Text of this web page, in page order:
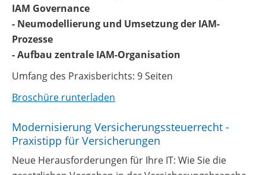
IAM Governance
- Neumodellierung und Umsetzung der IAM-
Prozesse
- Aufbau zentrale IAM-Organisation
Umfang des Praxisberichts: 9 Seiten
Broschüre runterladen
Modernisierung Versicherungssteuerrecht -
Praxistipp für Versicherungen
Neue Herausforderungen für Ihre IT: Wie Sie die